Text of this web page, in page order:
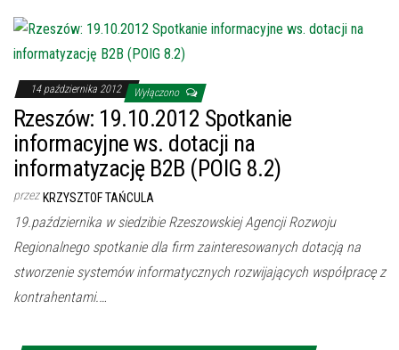
14 października 2012 Wyłączono
Rzeszów: 19.10.2012 Spotkanie
informacyjne ws. dotacji na
informatyzację B2B (POIG 8.2)
przez KRZYSZTOF TAŃCULA
19.października w siedzibie Rzeszowskiej Agencji Rozwoju
Regionalnego spotkanie dla firm zainteresowanych dotacją na
stworzenie systemów informatycznych rozwijających współpracę z
kontrahentami.…